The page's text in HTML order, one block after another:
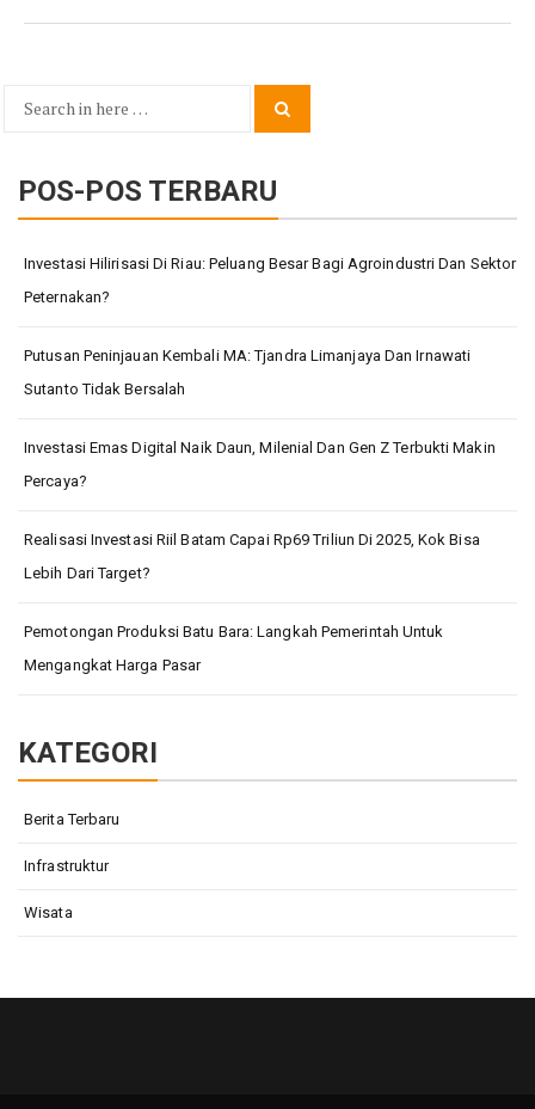
Search
POS-POS TERBARU
Investasi Hilirisasi Di Riau: Peluang Besar Bagi Agroindustri Dan Sektor
Peternakan?
Putusan Peninjauan Kembali MA: Tjandra Limanjaya Dan Irnawati
Sutanto Tidak Bersalah
Investasi Emas Digital Naik Daun, Milenial Dan Gen Z Terbukti Makin
Percaya?
Realisasi Investasi Riil Batam Capai Rp69 Triliun Di 2025, Kok Bisa
Lebih Dari Target?
Pemotongan Produksi Batu Bara: Langkah Pemerintah Untuk
Mengangkat Harga Pasar
KATEGORI
Berita Terbaru
Infrastruktur
Wisata